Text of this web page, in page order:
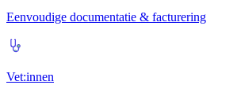
Eenvoudige documentatie & facturering
Vet:innen